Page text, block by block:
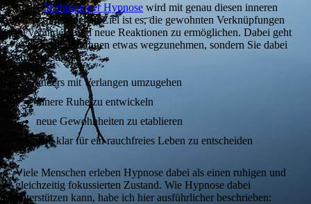
In derNichtraucher Hypnose wird mit genau diesen inneren
Mustern gearbeitet. Ziel ist es, die gewohnten Verknüpfungen
zu verändern und neue Reaktionen zu ermöglichen. Dabei geht
es nicht darum, Ihnen etwas wegzunehmen, sondern Sie dabei
zu unterstützen:
anders mit Verlangen umzugehen
innere Ruhe zu entwickeln
neue Gewohnheiten zu etablieren
sich klar für ein rauchfreies Leben zu entscheiden
Viele Menschen erleben Hypnose dabei als einen ruhigen und
gleichzeitig fokussierten Zustand. Wie Hypnose dabei
unterstützen kann, habe ich hier ausführlicher beschrieben: